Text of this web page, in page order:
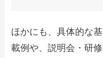
ほかにも、具体的な
載例や、説明会・研